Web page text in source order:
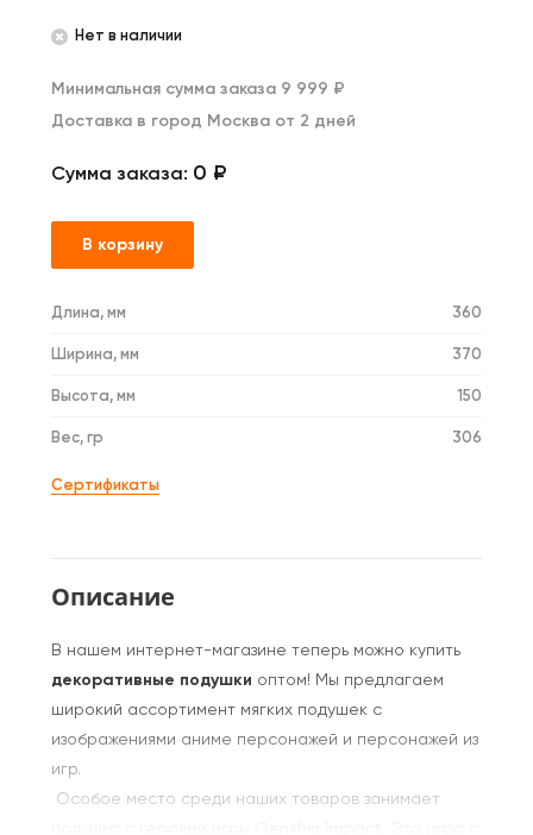
Нет в наличии
Минимальная сумма заказа 9 999 ₽
Доставка в город Москва от 2 дней
Сумма заказа: 0 ₽
В корзину
Длина, мм 360
Ширина, мм 370
Высота, мм 150
Вес, гр 306
Сертификаты
Описание
В нашем интернет-магазине теперь можно купить
декоративные подушки оптом! Мы предлагаем
широкий ассортимент мягких подушек с
изображениями аниме персонажей и персонажей из
игр.
Особое место среди наших товаров занимает